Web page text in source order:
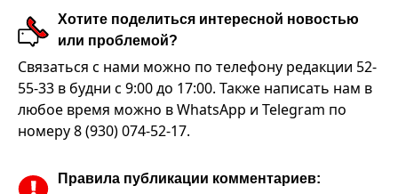
Хотите поделиться интересной новостью
или проблемой?
Связаться с нами можно по телефону редакции 52-
55-33 в будни с 9:00 до 17:00. Также написать нам в
любое время можно в WhatsApp и Telegram по
номеру 8 (930) 074-52-17.
Правила публикации комментариев: